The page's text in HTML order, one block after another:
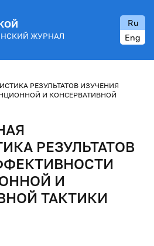
ЖУРНАЛ
Ru
Eng
РЕЗУЛЬТАТОВ ИЗУЧЕНИЯ
И КОНСЕРВАТИВНОЙ
РЕЗУЛЬТАТОВ
И
ТАКТИКИ